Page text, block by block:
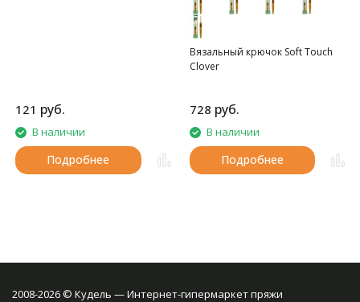
121 руб.
В наличии
Подробнее
Вязальный крючок Soft Touch
Clover
728 руб.
В наличии
Подробнее
2008-2026 © Кудель — Интернет-гипермаркет пряжи